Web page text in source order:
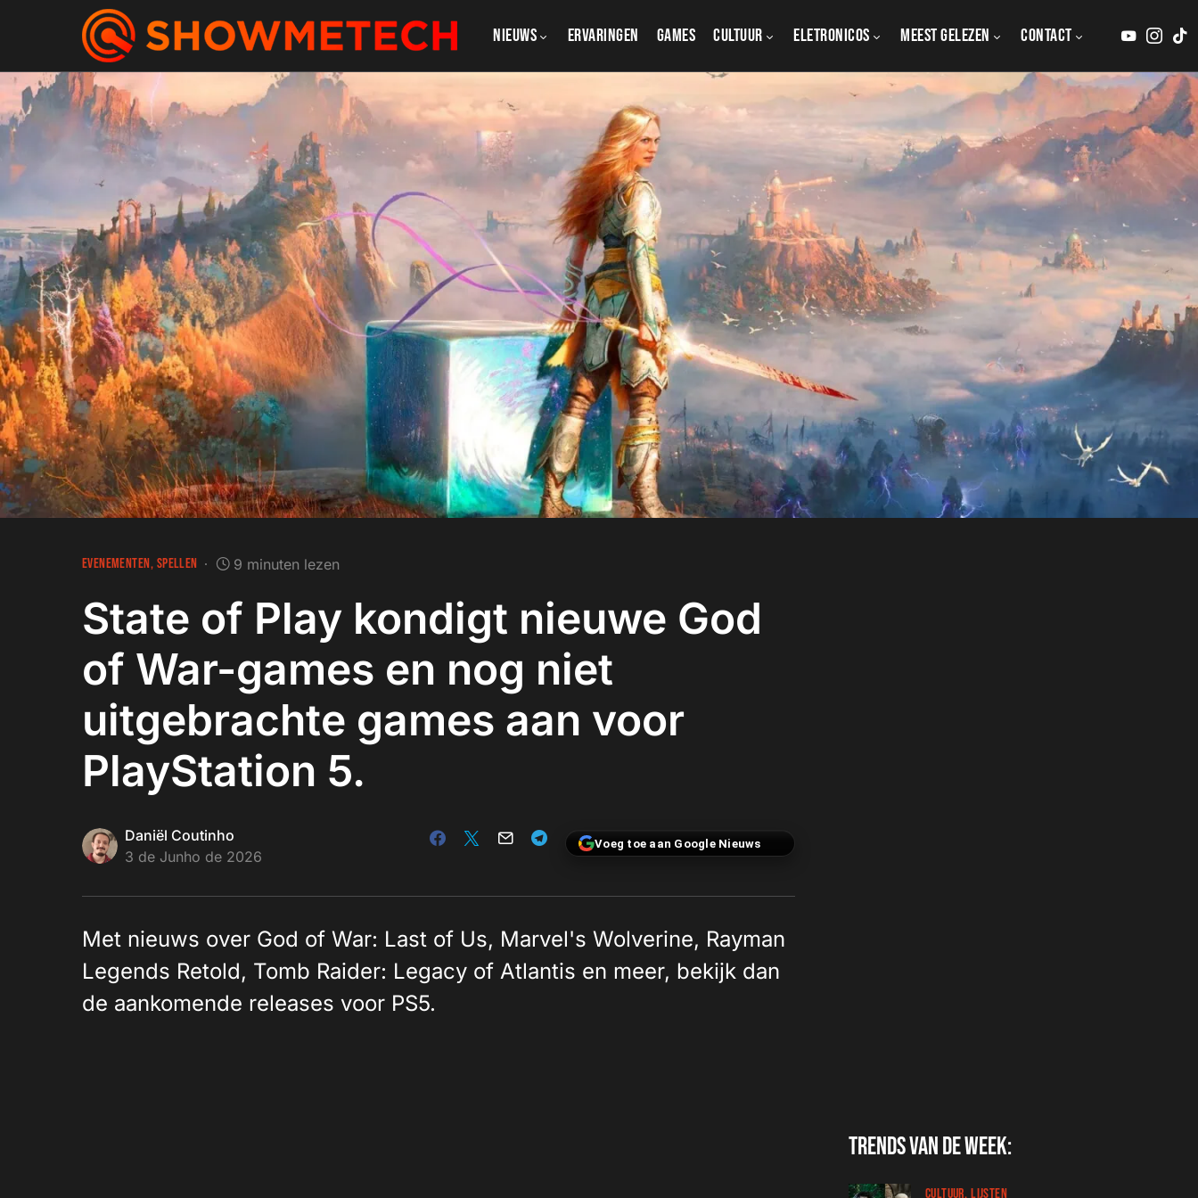
NIEUWS ERVARINGEN GAMES CULTUUR Eletronicos MEEST GELEZEN CONTACT
EVENEMENTEN SPELLEN 9 minuten lezen
State of Play kondigt nieuwe God
of War-games en nog niet
uitgebrachte games aan voor
PlayStation 5.
Daniël Coutinho
3 de Junho de 2026
Voeg toe aan Google Nieuws
Met nieuws over God of War: Last of Us, Marvel's Wolverine, Rayman
Legends Retold, Tomb Raider: Legacy of Atlantis en meer, bekijk dan
de aankomende releases voor PS5.
Trends van de week:
CULTUUR LIJSTEN